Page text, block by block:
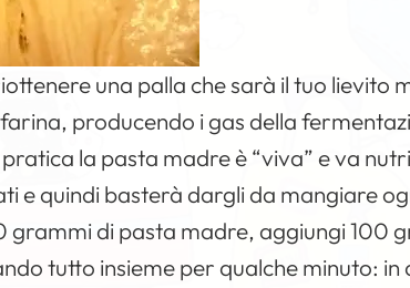
una palla che sarà il tuo lievito
producendo i gas della
la pasta madre è “viva” e va
e quindi basterà dargli da mangiare
grammi di pasta madre, aggiungi 100
tutto insieme per qualche minuto: